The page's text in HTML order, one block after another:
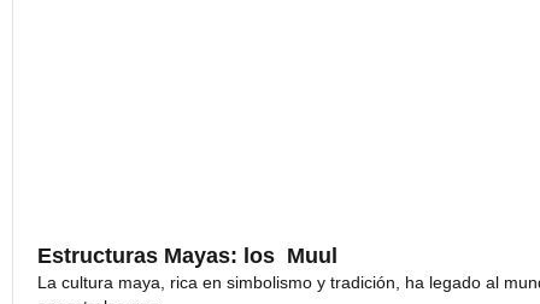
Estructuras Mayas: los Muul
La cultura maya, rica en simbolismo y tradición, ha legado al